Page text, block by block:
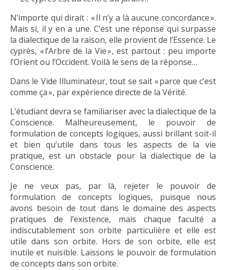
N’importe qui dirait : « Il n’y a là aucune concordance ».
Mais si, il y en a une. C’est une réponse qui surpasse
la dialectique de la raison, elle provient de l’Essence. Le
cyprès, « l’Arbre de la Vie », est partout : peu importe
l’Orient ou l’Occident. Voilà le sens de la réponse…
Dans le Vide Illuminateur, tout se sait « parce que c’est
comme ça », par expérience directe de la Vérité.
L’étudiant devra se familiariser avec la dialectique de la
Conscience. Malheureusement, le pouvoir de
formulation de concepts logiques, aussi brillant soit-il
et bien qu’utile dans tous les aspects de la vie
pratique, est un obstacle pour la dialectique de la
Conscience.
Je ne veux pas, par là, rejeter le pouvoir de
formulation de concepts logiques, puisque nous
avons besoin de tout dans le domaine des aspects
pratiques de l’existence, mais chaque faculté a
indiscutablement son orbite particulière et elle est
utile dans son orbite. Hors de son orbite, elle est
inutile et nuisible. Laissons le pouvoir de formulation
de concepts dans son orbite.